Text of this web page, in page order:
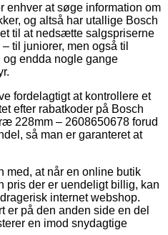
enhver at søge information om
og altså har utallige Bosch
til at nedsætte salgspriserne
til juniorer, men også til
og endda nogle gange
fordelagtigt at kontrollere et
efter rabatkoder på Bosch
228mm – 2608650678 forud
så man er garanteret at
med, at når en online butik
pris der er uendeligt billig, kan
internet webshop.
er på den anden side en del
en imod snydagtige